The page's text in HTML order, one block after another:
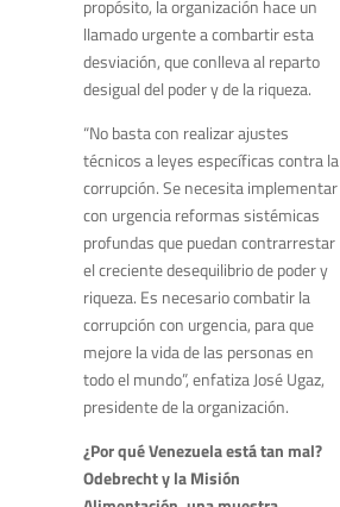
propósito, la organización hace un
llamado urgente a combartir esta
desviación, que conlleva al reparto
desigual del poder y de la riqueza.
“No basta con realizar ajustes
técnicos a leyes específicas contra la
corrupción. Se necesita implementar
con urgencia reformas sistémicas
profundas que puedan contrarrestar
el creciente desequilibrio de poder y
riqueza. Es necesario combatir la
corrupción con urgencia, para que
mejore la vida de las personas en
todo el mundo”, enfatiza José Ugaz,
presidente de la organización.
¿Por qué Venezuela está tan mal?
Odebrecht y la Misión